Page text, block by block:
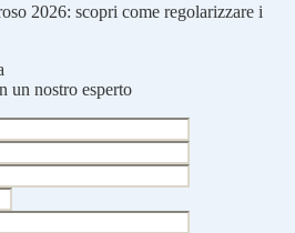
2026: scopri come regolarizzare i
un nostro esperto